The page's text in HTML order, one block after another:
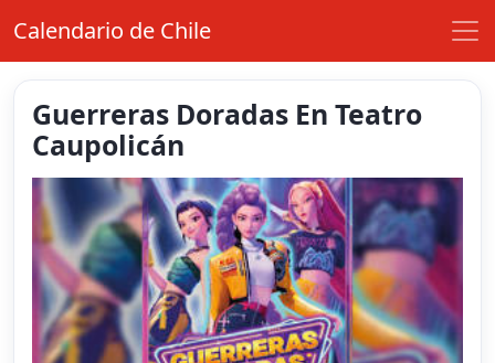
Calendario de Chile
Guerreras Doradas En Teatro
Caupolicán